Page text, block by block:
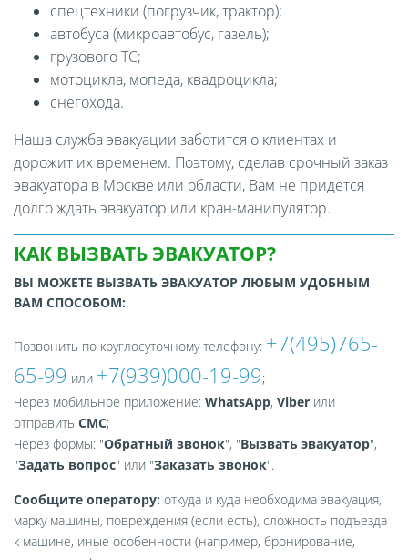
спецтехники (погрузчик, трактор);
автобуса (микроавтобус, газель);
грузового ТС;
мотоцикла, мопеда, квадроцикла;
снегохода.
Наша служба эвакуации заботится о клиентах и
дорожит их временем. Поэтому, сделав срочный заказ
эвакуатора в Москве или области, Вам не придется
долго ждать эвакуатор или кран-манипулятор.
КАК ВЫЗВАТЬ ЭВАКУАТОР?
ВЫ МОЖЕТЕ ВЫЗВАТЬ ЭВАКУАТОР ЛЮБЫМ УДОБНЫМ
ВАМ СПОСОБОМ:
Позвонить по круглосуточному телефону: +7(495)765-
65-99 или +7(939)000-19-99;
Через мобильное приложение: WhatsApp, Viber или
отправить СМС;
Через формы: "Обратный звонок", "Вызвать эвакуатор",
"Задать вопрос" или "Заказать звонок".
Сообщите оператору: откуда и куда необходима эвакуация,
марку машины, повреждения (если есть), сложность подъезда
к машине, иные особенности (например, бронирование,